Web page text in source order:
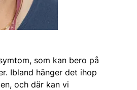
som kan bero på
Ibland hänger det ihop
och där kan vi